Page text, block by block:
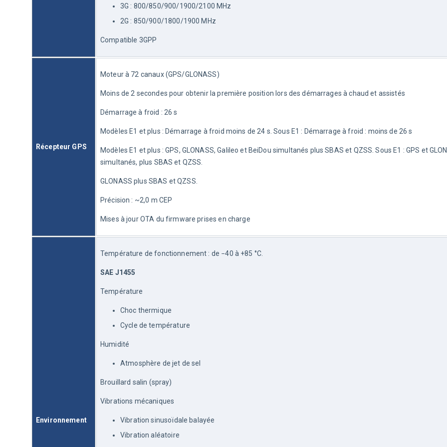
3G : 800/850/900/1900/2100 MHz
2G : 850/900/1800/1900 MHz
Compatible 3GPP
Récepteur GPS
Moteur à 72 canaux (GPS/GLONASS)
Moins de 2 secondes pour obtenir la première position lors des démarrages à chaud et assistés
Démarrage à froid : 26 s
Modèles E1 et plus : Démarrage à froid moins de 24 s. Sous E1 : Démarrage à froid : moins de 26 s
Modèles E1 et plus : GPS, GLONASS, Galileo et BeiDou simultanés plus SBAS et QZSS. Sous E1 : GPS et
simultanés, plus SBAS et QZSS.
GLONASS plus SBAS et QZSS.
Précision : ~2,0 m CEP
Mises à jour OTA du firmware prises en charge
Environnement
Température de fonctionnement : de −40 à +85 °C.
SAE J1455
Température
Choc thermique
Cycle de température
Humidité
Atmosphère de jet de sel
Brouillard salin (spray)
Vibrations mécaniques
Vibration sinusoïdale balayée
Vibration aléatoire